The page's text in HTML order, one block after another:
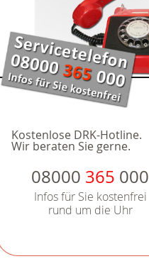
Kostenlose DRK-Hotline.
Wir beraten Sie gerne.
08000 365 000
Infos für Sie kostenfrei
rund um die Uhr